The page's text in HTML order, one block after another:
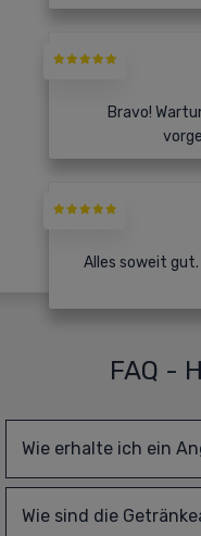
Bravo!
Alles soweit
FAQ -
Wie erhalte ich ein
Wie sind die